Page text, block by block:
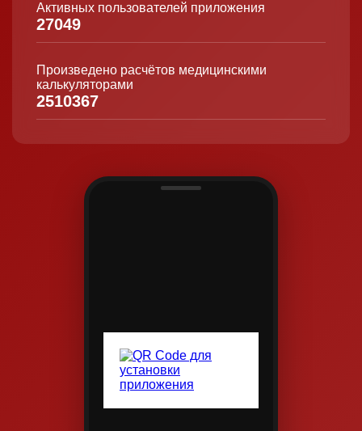
Активных пользователей приложения
27049
Произведено расчётов медицинскими
калькуляторами
2510367